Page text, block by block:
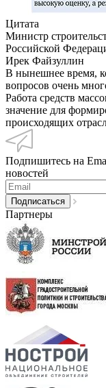
Цитата
Министр
Российской
Ирек Файзуллин
В нынешнее время,
вопросов очень
Работа средств
значение для
происходящих
Подпишитесь на
новостей
Партнеры